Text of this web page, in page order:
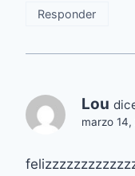
Responder
Lou
marzo